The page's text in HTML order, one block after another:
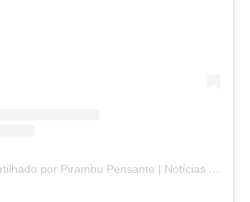
Um post compartilhado por Pirambu Pensante | Notícias & Entretenimento (@pirambupensante)